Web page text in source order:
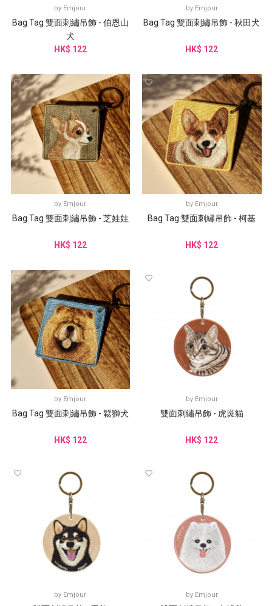
by Emjour
Bag Tag 雙面刺繡吊飾 - 伯恩山
犬
HK$ 122
by Emjour
Bag Tag 雙面刺繡吊飾 - 秋田犬
HK$ 122
by Emjour
Bag Tag 雙面刺繡吊飾 - 芝娃娃
HK$ 122
by Emjour
Bag Tag 雙面刺繡吊飾 - 柯基
HK$ 122
by Emjour
Bag Tag 雙面刺繡吊飾 - 鬆獅犬
HK$ 122
by Emjour
雙面刺繡吊飾 - 虎斑貓
HK$ 122
by Emjour by Emjour